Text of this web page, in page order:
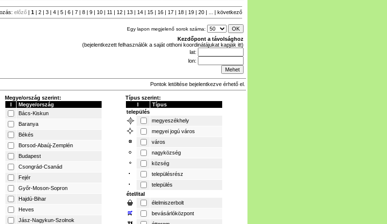
előző | 1 | 2 | 3 | 4 | 5 | 6 | 7 | 8 | 9 | 10 | 11 | 12 | 13 | 14 | 15 | 16 | 17 | 18 | 19 | 20 | ... | következő
Egy lapon megjelenő sorok száma:
Kezdőpont a távolsághoz
(bejelentkezett felhasználók a saját otthoni koordinátájukat kapják itt)
lat:
lon:
Pontok letöltése bejelentkezve érhető el.
Megye/ország szerint:
I
Megye/ország
Bács-Kiskun
Baranya
Békés
Borsod-Abaúj-Zemplén
Budapest
Csongrád-Csanád
Fejér
Győr-Moson-Sopron
Hajdú-Bihar
Heves
Jász-Nagykun-Szolnok
Típus szerint:
I
Típus
település
megyeszékhely
megyei jogú város
város
nagyközség
község
településrész
település
étel/ital
élelmiszerbolt
bevásárlóközpont